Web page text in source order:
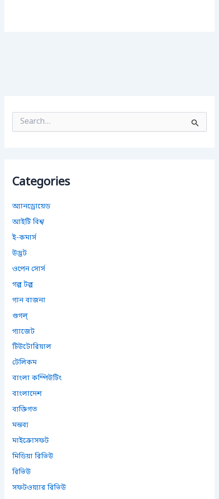
f
o
:
Categories
অ্যানড্রোয়েড
আইটি বিশ্ব
ই-কমার্স
উদ্ভট
ওপেন সোর্স
গল্প টল্প
গান বাজনা
গুগল্
গ্যাজেট
টিউটোরিয়াল
টেলিকম
বাংলা কম্পিউটিং
বাংলাদেশ
ব্যক্তিগত
মন্তব্য
মাইক্রোসফট
মিডিয়া রিভিউ
রিভিউ
সফটওয়্যার রিভিউ